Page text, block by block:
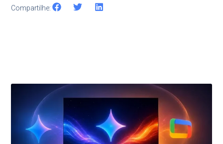
Compartilhe:
Últimas Notícias